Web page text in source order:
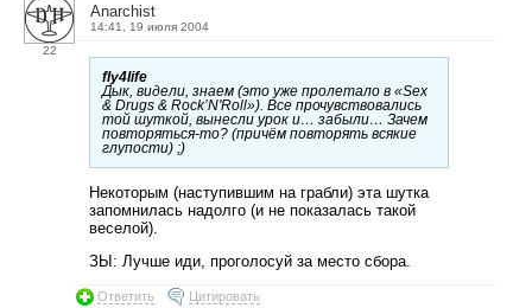
22
Anarchist
14:41, 19 июля 2004
fly4life
Дык, видели, знаем (это уже пролетало в «Sex
& Drugs & Rock’N'Roll»). Все прочувствовались
той шуткой, вынесли урок и… забыли… Зачем
повторяться-то? (причём повторять всякие
глупости) ;)
Некоторым (наступившим на грабли) эта шутка
запомнилась надолго (и не показалась такой
веселой).
ЗЫ: Лучше иди, проголосуй за место сбора.
Ответить Цитировать